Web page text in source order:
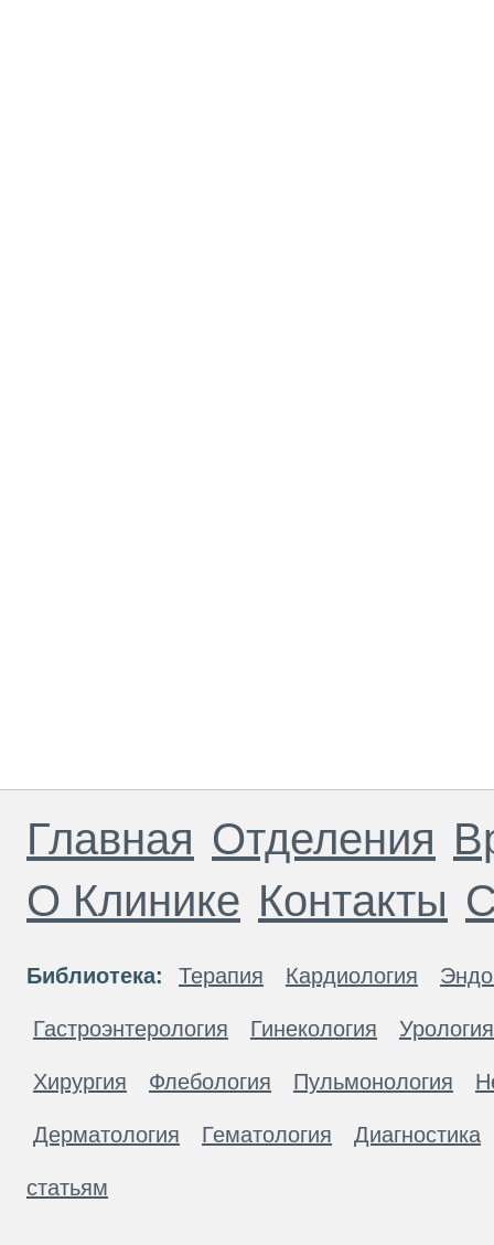
Главная Отделения
О Клинике Контакты
Библиотека: Терапия Кардиология
Гастроэнтерология Гинекология Урология
Хирургия Флебология Пульмонология
Дерматология Гематология Диагностика
статьям